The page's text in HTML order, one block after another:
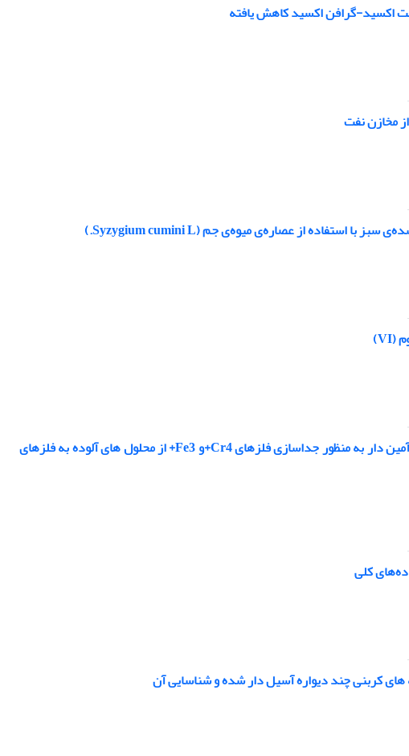
اکسید-گرافن اکسید کاهش یافته
مخازن نفت
بررسی نانوذره های مغناطیسی پوشش داده شده با SBA-15 و گروه های عاملی آمین دار به منظور جداسازی فلزهای Cr4+و Fe3+ از محلول های آلوده به فلزهای
کلی